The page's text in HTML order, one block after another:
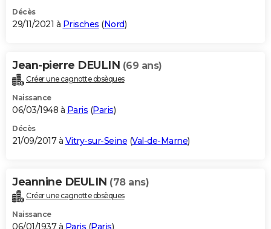
Décès
29/11/2021 à Prisches (Nord)
Jean-pierre DEULIN (69 ans)
Créer une cagnotte obsèques
Naissance
06/03/1948 à Paris (Paris)
Décès
21/09/2017 à Vitry-sur-Seine (Val-de-Marne)
Jeannine DEULIN (78 ans)
Créer une cagnotte obsèques
Naissance
06/01/1937 à Paris (Paris)